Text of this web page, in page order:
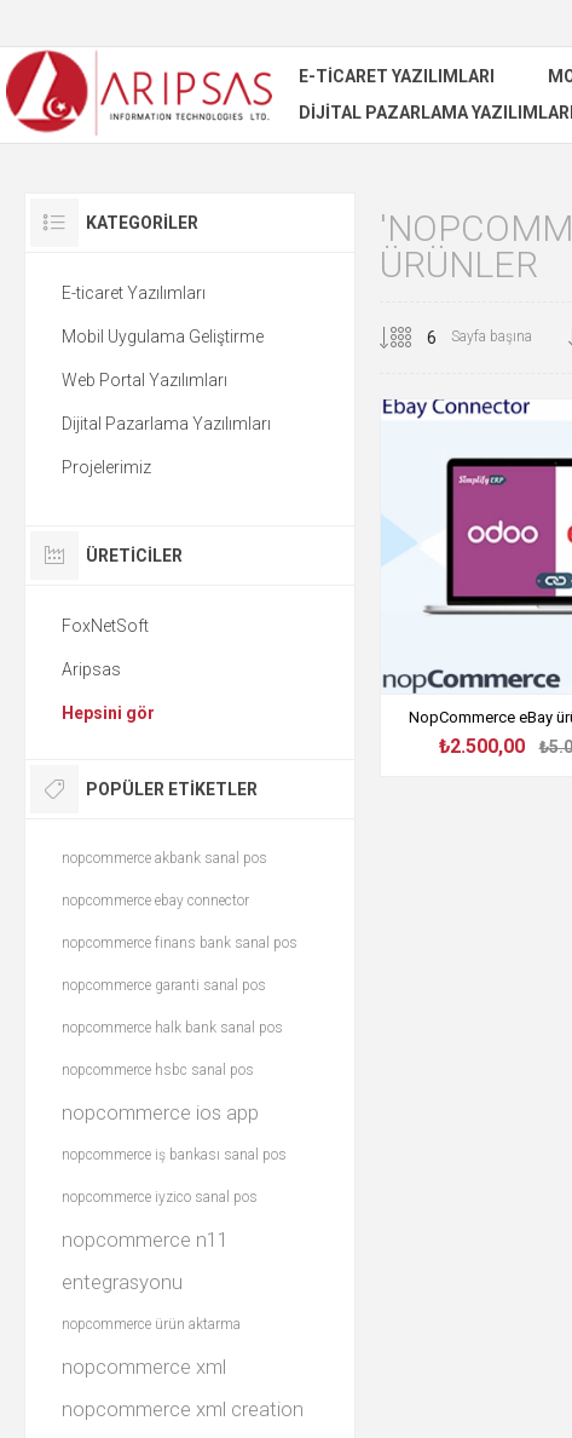
E-TICARET YAZILIMLARI
DIJITAL PAZARLAMA YAZILIMLARI
ÜRÜNLER
Sayfa başına
NopCommerce eBay
₺2.500,00
KATEGORILER
E-ticaret Yazılımları
Mobil Uygulama Geliştirme
Web Portal Yazılımları
Dijital Pazarlama Yazılımları
Projelerimiz
ÜRETICILER
FoxNetSoft
Aripsas
Hepsini gör
POPÜLER ETIKETLER
nopcommerce akbank sanal pos
nopcommerce ebay connector
nopcommerce finans bank sanal pos
nopcommerce garanti sanal pos
nopcommerce halk bank sanal pos
nopcommerce hsbc sanal pos
nopcommerce ios app
nopcommerce iş bankası sanal pos
nopcommerce iyzico sanal pos
nopcommerce n11
entegrasyonu
nopcommerce ürün aktarma
nopcommerce xml
nopcommerce xml creation